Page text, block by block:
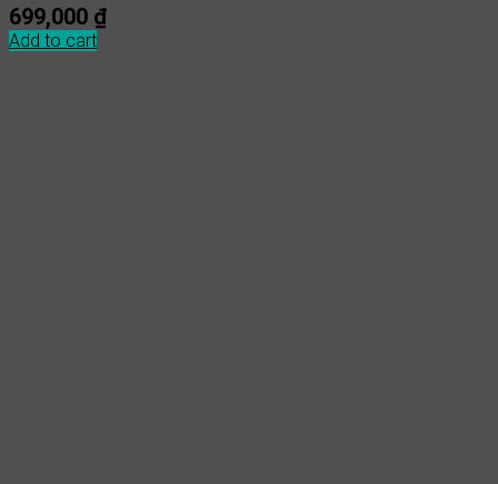
699,000 ₫
Add to cart